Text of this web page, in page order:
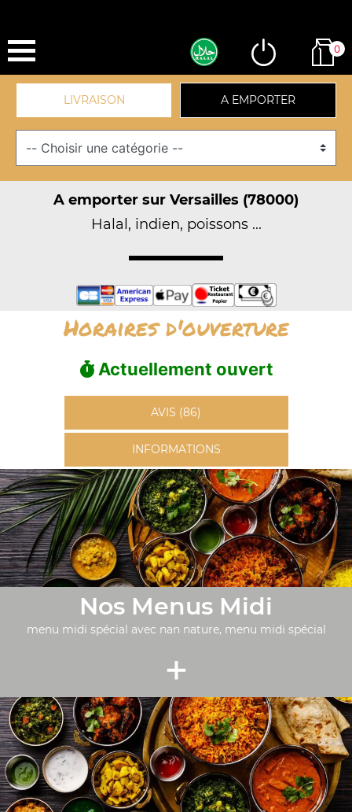
0
LIVRAISON A EMPORTER
A emporter sur Versailles (78000)
Halal, indien, poissons ...
Horaires d'ouverture
Actuellement ouvert
AVIS (86)
INFORMATIONS
Nos Menus Midi
menu midi spécial avec nan nature, menu midi spécial
+